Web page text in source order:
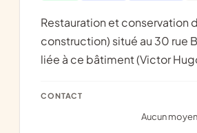
restauration et conservation de l'immeuble construit vers 1840 (nous ne connaissons pas la date exacte de sa
construction) situé au 30 rue
liée à ce bâtiment (Victor
CONTACT
Aucun